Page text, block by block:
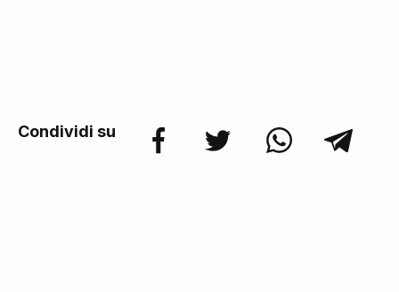
Condividi su